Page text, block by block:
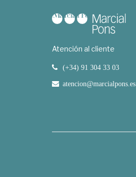
Atención al cliente
(+34) 91 304 33 03
atencion@marcialpons.es